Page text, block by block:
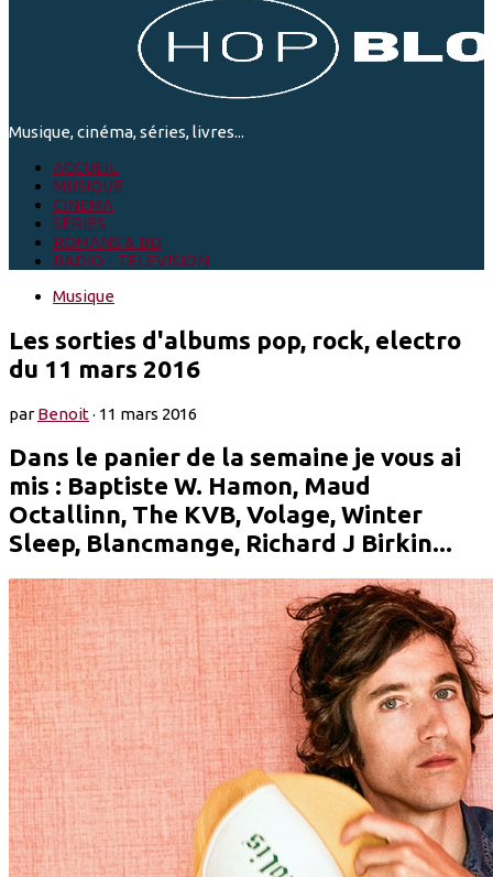
Musique, cinéma, séries, livres...
ACCUEIL
MUSIQUE
CINEMA
SÉRIES
ROMANS & BD
RADIO - TELEVISION
Musique
Les sorties d'albums pop, rock, electro
du 11 mars 2016
parBenoit· 11 mars 2016
Dans le panier de la semaine je vous ai
mis : Baptiste W. Hamon, Maud
Octallinn, The KVB, Volage, Winter
Sleep, Blancmange, Richard J Birkin...